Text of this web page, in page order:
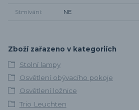
Stmívání NE
Zboží zařazeno v kategoriích
Stolní lampy
Osvětlení obývacího pokoje
Osvětlení ložnice
Trio Leuchten